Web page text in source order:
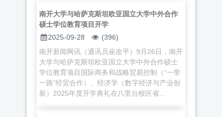
南开大学与哈萨克斯坦欧亚国立大学中外合作
硕士学位教育项目开学
2025-09-28
(396)
南开新闻网讯（通讯员崔改平）9月26日，南开
大学与哈萨克斯坦欧亚国立大学中外合作硕士
学位教育项目国际商务和战略贸易控制（“一带
一路”经贸合作）、经济学（数字经济与产业创
新）2025年度开学典礼在八里台校区省...